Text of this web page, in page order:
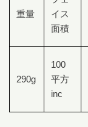
重量
イス
面積
290g
100
平方
inc